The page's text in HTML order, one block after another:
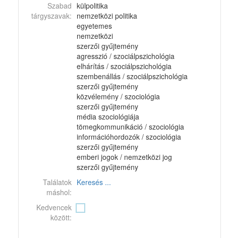
Szabad
tárgyszavak:
külpolitika
nemzetközi politika
egyetemes
nemzetközi
szerzői gyűjtemény
agresszió / szociálpszichológia
elhárítás / szociálpszichológia
szembenállás / szociálpszichológia
szerzői gyűjtemény
közvélemény / szociológia
szerzői gyűjtemény
média szociológiája
tömegkommunikáció / szociológia
információhordozók / szociológia
szerzői gyűjtemény
emberi jogok / nemzetközi jog
szerzői gyűjtemény
Találatok
máshol:
Keresés ...
Kedvencek
között: